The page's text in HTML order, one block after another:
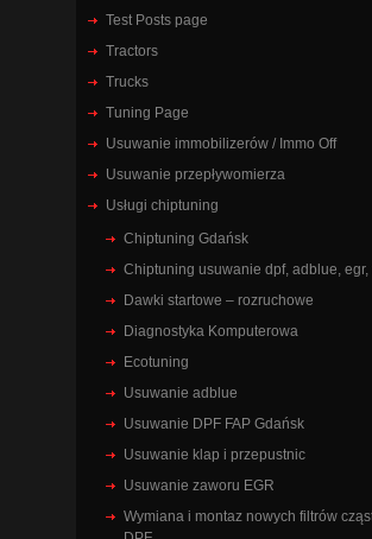
Test Posts page
Tractors
Trucks
Tuning Page
Usuwanie immobilizerów / Immo Off
Usuwanie przepływomierza
Usługi chiptuning
Chiptuning Gdańsk
Chiptuning usuwanie dpf, adblue, egr,
Dawki startowe – rozruchowe
Diagnostyka Komputerowa
Ecotuning
Usuwanie adblue
Usuwanie DPF FAP Gdańsk
Usuwanie klap i przepustnic
Usuwanie zaworu EGR
Wymiana i montaz nowych filtrów